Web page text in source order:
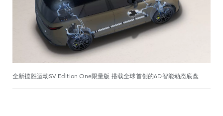
全新揽胜运动SV Edition One限量版 搭载全球首创的6D智能动态底盘